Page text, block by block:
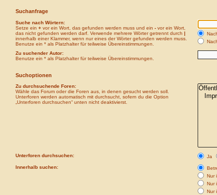
Suchanfrage
Suche nach Wörtern:
Setze ein + vor ein Wort, das gefunden werden muss und ein - vor ein Wort,
das nicht gefunden werden darf. Verwende mehrere Wörter getrennt durch |
innerhalb einer Klammer, wenn nur eines der Wörter gefunden werden muss.
Benutze ein * als Platzhalter für teilweise Übereinstimmungen.
Zu suchender Autor:
Benutze ein * als Platzhalter für teilweise Übereinstimmungen.
Suchoptionen
Zu durchsuchende Foren:
Wähle das Forum oder die Foren aus, in denen gesucht werden soll.
Unterforen werden automatisch mit durchsucht, sofern du die Option
„Unterforen durchsuchen“ unten nicht deaktivierst.
Unterforen durchsuchen:
Ja
Innerhalb suchen:
Nur
Nur
Nur